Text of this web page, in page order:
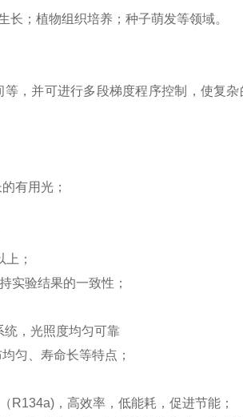
长；植物组织培养；种子萌发等领域。
，并可进行多段梯度程序控制，使复
有用光；
；
实验结果的一致性；
，光照度均匀可靠
匀、寿命长等特点；
R134a)，高效率，低能耗，促进节能；